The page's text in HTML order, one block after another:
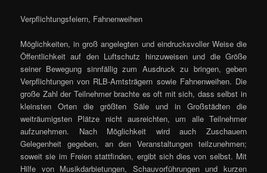
Verpflichtungsfeiern, Fahnenweihen
Möglichkeiten, in groß angelegten und eindrucksvoller Weise die
Öffentlichkeit auf den Luftschutz hinzuweisen und die Größe
seiner Bewegung sinnfällig zum Ausdruck zu bringen, geben
Verpflichtungen von RLB-Amtsträgern sowie Fahnenweihen. Die
große Zahl der Teilnehmer brachte es oft mit sich, dass selbst in
kleinsten Orten die größten Säle und in Großstädten die
weiträumigsten Plätze nicht ausreichten, um alle Teilnehmer
aufzunehmen. Nach Möglichkeit wird auch Zuschauern
Gelegenheit gegeben, an den Veranstaltungen teilzunehmen;
soweit sie im Freien stattfinden, ergibt sich dies von selbst. Mit
Hilfe von Musikdarbietungen, Schauvorführungen und kurzen